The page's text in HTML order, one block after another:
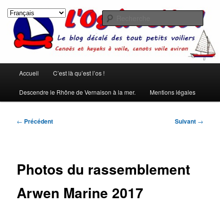
contenu
principalL'os à voile !
(Pierre Dac)
principal
Accueil C’est là qu’est l’os !
Descendre le Rhône de Vernaison à la mer. Mentions légales
Navigation
← Précédent Suivant →
Photos du rassemblement
Arwen Marine 2017